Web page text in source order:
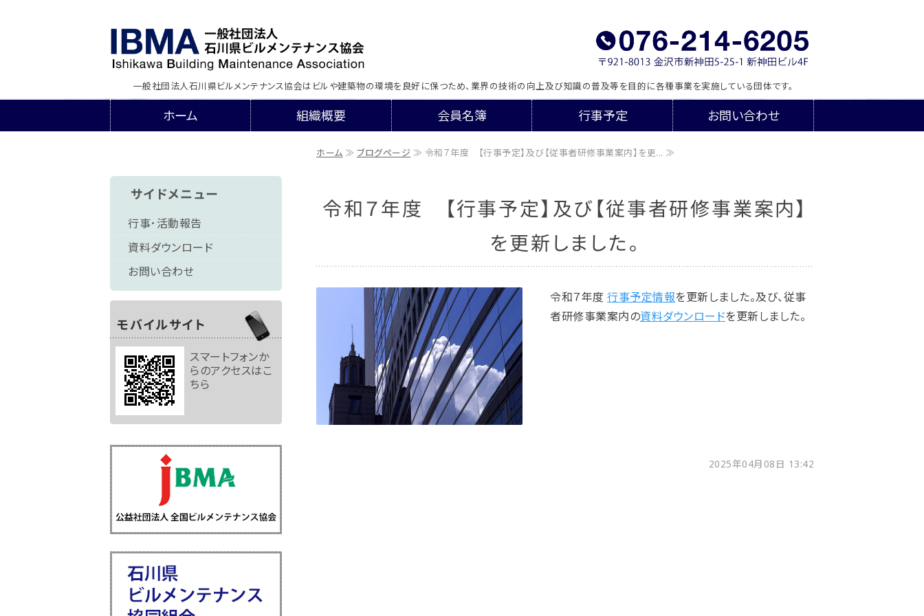
一般社団法人石川県ビルメンテナンス協会はビルや建築物の環境を良好に保つため、業界の技術の向上及び知識の普及等を目的に各種事業を実施している団体です。
ホーム 組織概要 会員名簿 行事予定 お問い合わせ
ホーム ≫ ブログページ ≫ 令和７年度 【行事予定】及び【従事者研修事業案内】を更... ≫
令和７年度 【行事予定】及び【従事者研修事業案内】
を更新しました。
令和７年度 行事予定情報を更新しました。及び、従事
者研修事業案内の資料ダウンロードを更新しました。
2025年04月08日 13:42
サイドメニュー
行事･活動報告
資料ダウンロード
お問い合わせ
モバイルサイト
スマートフォンか
らのアクセスはこ
ちら